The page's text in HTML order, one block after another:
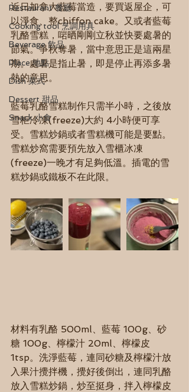
Restaurant 餐廳
Cooking tool 烹調用具
Beverage 飲品
Place 地點
Dish 菜式
Dessert 甜品
Snack 小食
近日加拿大藍莓當造，要買返屋企，可
以淨食、整chiffon cake。又或者藍莓
乳酪雪糕，啱晒剛剛立秋並快要處暑的
節氣。爭秋奪暑，當中意思正是這兩星
期。處暑是指止暑，即是停止再添多暑
熱的意思。
藍莓乳酪雪糕制作只需半小時，之後放
雪柜冷凍(freeze)大約 4小時便可享
受。雪糕炒鍋或者雪糕機可能是要點。
雪糕炒窩需要預先放入雪櫃冰凍
(freeze)一晚才有足夠低溫。插電的雪
糕炒鍋或鐵板不在此限。
材料有乳酪 500ml、藍莓 100g、砂
糖 100g、檸檬汁 20ml、檸檬皮
1tsp。洗淨藍莓，連同砂糖及檸檬汁放
入果汁攪拌機，攪好後倒出，連同乳酪
放入雪糕炒鍋，炒至挺身，拌入檸檬皮